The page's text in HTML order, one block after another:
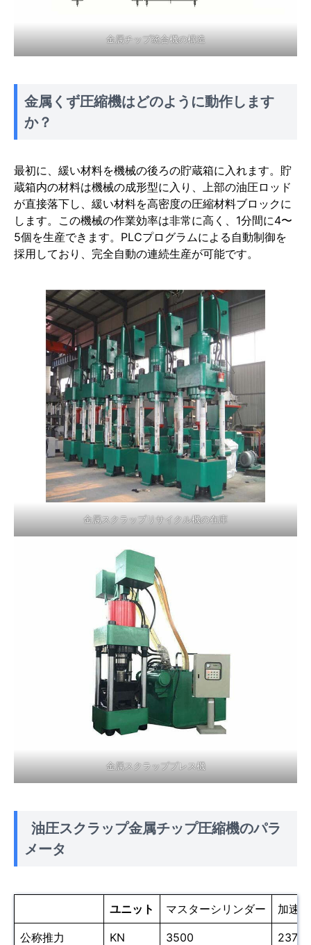
金属チップ統合機の構造
金属くず圧縮機はどのように動作します
か？
最初に、緩い材料を機械の後ろの貯蔵箱に入れます。貯
蔵箱内の材料は機械の成形型に入り、上部の油圧ロッド
が直接落下し、緩い材料を高密度の圧縮材料ブロックに
します。この機械の作業効率は非常に高く、1分間に4〜
5個を生産できます。PLCプログラムによる自動制御を
採用しており、完全自動の連続生産が可能です。
金属スクラップリサイクル機の在庫
金属スクラッププレス機
油圧スクラップ金属チップ圧縮機のパラ
メータ
ユニット マスターシリンダー 加速
公称推力 KN 3500 237